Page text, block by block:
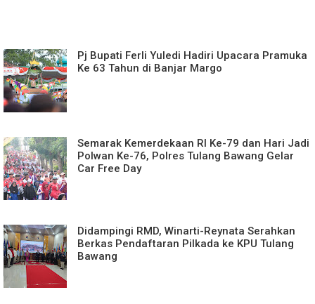
Pj Bupati Ferli Yuledi Hadiri Upacara Pramuka
Ke 63 Tahun di Banjar Margo
Semarak Kemerdekaan RI Ke-79 dan Hari Jadi
Polwan Ke-76, Polres Tulang Bawang Gelar
Car Free Day
Didampingi RMD, Winarti-Reynata Serahkan
Berkas Pendaftaran Pilkada ke KPU Tulang
Bawang